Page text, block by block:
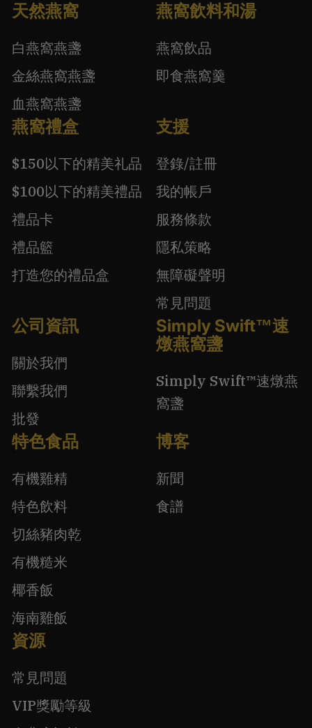
天然燕窩
白燕窩燕盞
金絲燕窩燕盞
血燕窩燕盞
燕窩飲料和湯
燕窩飲品
即食燕窩羹
燕窩禮盒
$150以下的精美礼品
$100以下的精美禮品
禮品卡
禮品籃
打造您的禮品盒
支援
登錄/註冊
我的帳戶
服務條款
隱私策略
無障礙聲明
常見問題
公司資訊
關於我們
聯繫我們
批發
Simply Swift™速
燉燕窩盞
Simply Swift™速燉燕
窩盞
特色食品
有機雞精
特色飲料
切絲豬肉乾
有機糙米
椰香飯
海南雞飯
博客
新聞
食譜
資源
常見問題
VIP獎勵等級